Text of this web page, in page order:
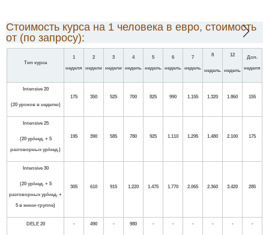
Стоимость курса на 1 человека в евро, стоимость
от (по запросу):
Тип курса
1
неделя
2
недели
3
недели
4
недель
5
недель
6
недель
7
недель
8
недель
12
недель
Доп.
неделя
Intensive 20
(20 уроков в неделю)
175 350 525 700 825 990 1.155 1.320 1.860 155
Intensive25
(20 ур/нед. + 5
разговорных ур/нед.)
195 390 585 780 925 1.110 1.295 1.480 2.100 175
Intensive30
(20 ур/нед. + 5
разговорных ур/нед. +
5 в мини-группе)
305 610 915 1.220 1.475 1.770 2.065 2.360 3.420 285
DELE20 - 490 - 980 - - - - - -